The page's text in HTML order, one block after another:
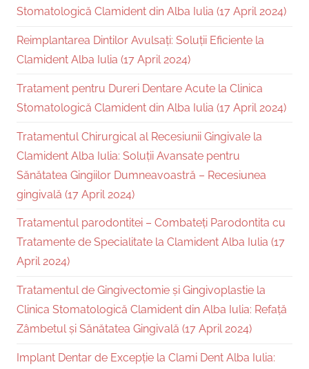
Stomatologică Clamident din Alba Iulia (17 April 2024)
Reimplantarea Dintilor Avulsați: Soluții Eficiente la
Clamident Alba Iulia (17 April 2024)
Tratament pentru Dureri Dentare Acute la Clinica
Stomatologică Clamident din Alba Iulia (17 April 2024)
Tratamentul Chirurgical al Recesiunii Gingivale la
Clamident Alba Iulia: Soluții Avansate pentru
Sănătatea Gingiilor Dumneavoastră – Recesiunea
gingivală (17 April 2024)
Tratamentul parodontitei – Combateți Parodontita cu
Tratamente de Specialitate la Clamident Alba Iulia (17
April 2024)
Tratamentul de Gingivectomie și Gingivoplastie la
Clinica Stomatologică Clamident din Alba Iulia: Refață
Zâmbetul și Sănătatea Gingivală (17 April 2024)
Implant Dentar de Excepție la Clami Dent Alba Iulia: